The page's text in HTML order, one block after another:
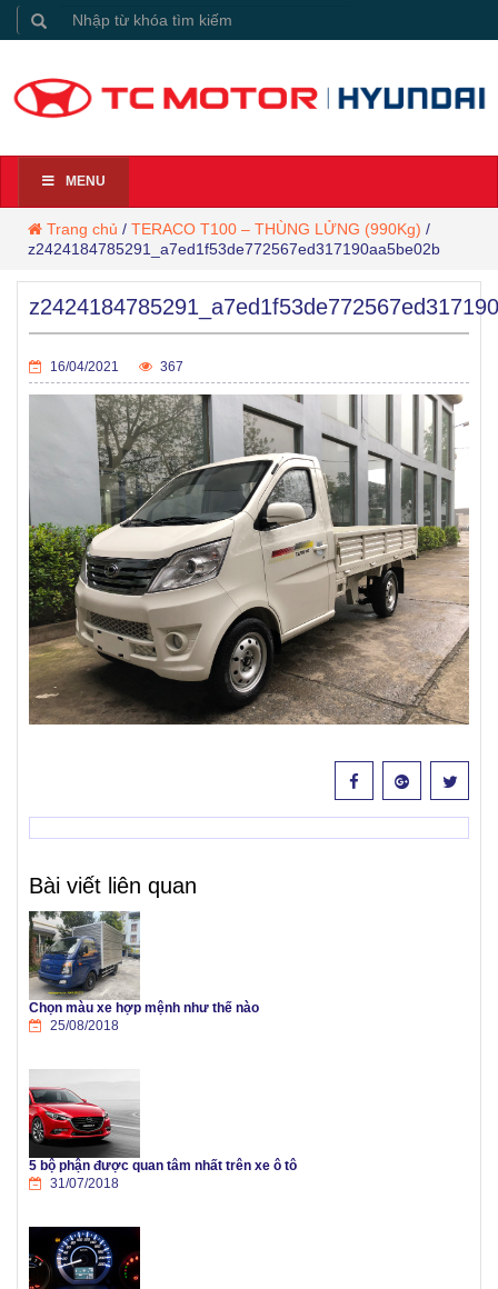
MENU
Trang chủ / TERACO T100 – THÙNG LỬNG (990Kg) /
z2424184785291_a7ed1f53de772567ed317190aa5be02b
16/04/2021 367
Bài viết liên quan
Chọn màu xe hợp mệnh như thế nào
25/08/2018
5 bộ phận được quan tâm nhất trên xe ô tô
31/07/2018